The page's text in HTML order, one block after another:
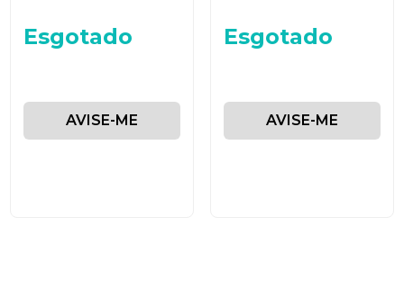
Esgotado
AVISE-ME
Esgotado
AVISE-ME